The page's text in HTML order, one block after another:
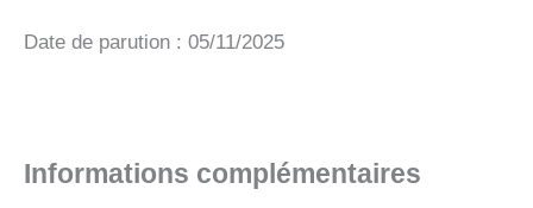
-Date de parution : 05/11/2025
Informations complémentaires